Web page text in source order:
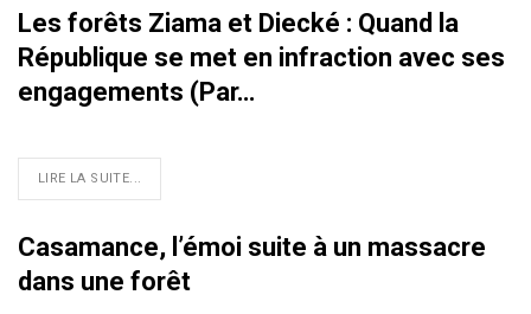
Les forêts Ziama et Diecké : Quand la
République se met en infraction avec ses
engagements (Par…
LIRE LA SUITE...
Casamance, l’émoi suite à un massacre
dans une forêt